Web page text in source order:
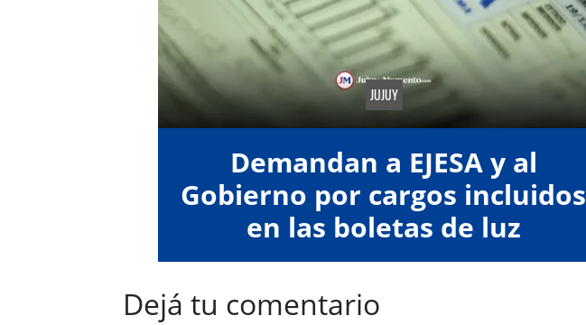
JUJUY
Demandan a EJESA y al
Gobierno por cargos incluidos
en las boletas de luz
Dejá tu comentario